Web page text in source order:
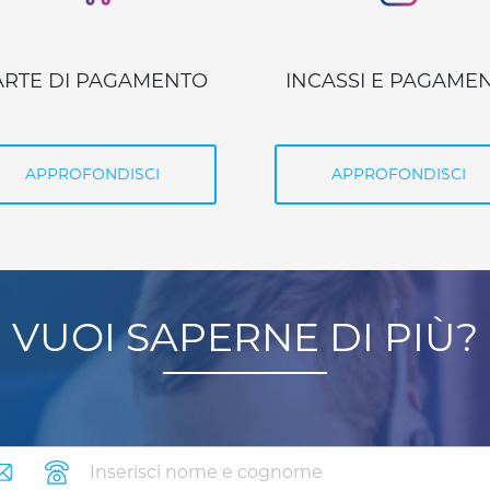
E PAGAMENTI
APPROFONDISCI
ASSICURAZIONE E
APPROFONDISCI
VUOI SAPERNE DI PIÙ?
telefono